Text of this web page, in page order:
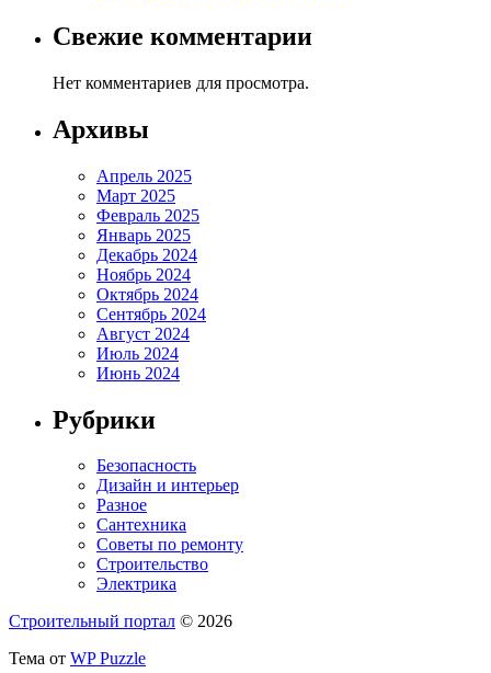
Свежие комментарии
Нет комментариев для просмотра.
Архивы
Апрель 2025
Март 2025
Февраль 2025
Январь 2025
Декабрь 2024
Ноябрь 2024
Октябрь 2024
Сентябрь 2024
Август 2024
Июль 2024
Июнь 2024
Рубрики
Безопасность
Дизайн и интерьер
Разное
Сантехника
Советы по ремонту
Строительство
Электрика
Строительный портал © 2026
Тема от WP Puzzle